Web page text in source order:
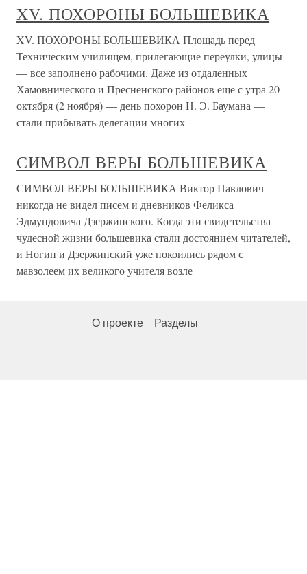
XV. ПОХОРОНЫ БОЛЬШЕВИКА
XV. ПОХОРОНЫ БОЛЬШЕВИКА Площадь перед
Техническим училищем, прилегающие переулки, улицы
— все заполнено рабочими. Даже из отдаленных
Хамовнического и Пресненского районов еще с утра 20
октября (2 ноября) — день похорон Н. Э. Баумана —
стали прибывать делегации многих
СИМВОЛ ВЕРЫ БОЛЬШЕВИКА
СИМВОЛ ВЕРЫ БОЛЬШЕВИКА Виктор Павлович
никогда не видел писем и дневников Феликса
Эдмундовича Дзержинского. Когда эти свидетельства
чудесной жизни большевика стали достоянием читателей,
и Ногин и Дзержинский уже покоились рядом с
мавзолеем их великого учителя возле
О проекте Разделы